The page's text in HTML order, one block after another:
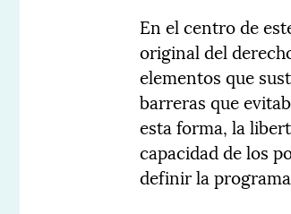
En el centro de
original del
elementos que
barreras que
esta forma, la
capacidad de los
definir la